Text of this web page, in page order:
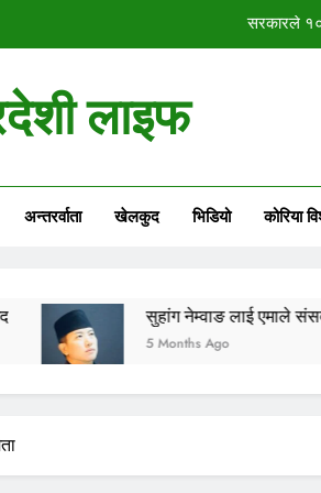
सरकारले
रिटर्नी फेडेरेसनको अगुवाईमा
सरकारले
रिटर्नी फेडेरेसनको अगुवाईमा
लाइफ
अन्तरर्वाता खेलकुद भिडियो कोरिया
सुहांग नेम्वाङ लाई एमाले संसदीय दलको
5 Months Ago